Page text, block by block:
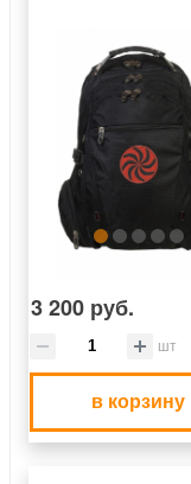
3 200 руб.
шт
в корзину